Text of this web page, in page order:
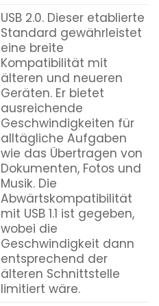
USB 2.0. Dieser etablierte
Standard gewährleistet
eine breite
Kompatibilität mit
älteren und neueren
Geräten. Er bietet
ausreichende
Geschwindigkeiten für
alltägliche Aufgaben
wie das Übertragen von
Dokumenten, Fotos und
Musik. Die
Abwärtskompatibilität
mit USB 1.1 ist gegeben,
wobei die
Geschwindigkeit dann
entsprechend der
älteren Schnittstelle
limitiert wäre.